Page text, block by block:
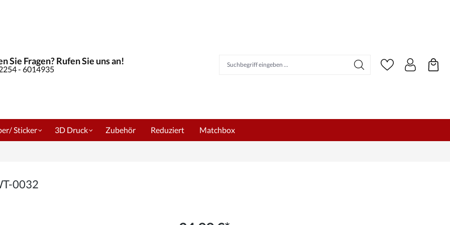
Sie Fragen? Rufen Sie uns an!
- 6014935
Sticker 3D Druck Zubehör Reduziert Matchbox
0032